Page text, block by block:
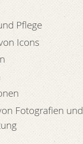
Pflege
Icons
Fotografien und